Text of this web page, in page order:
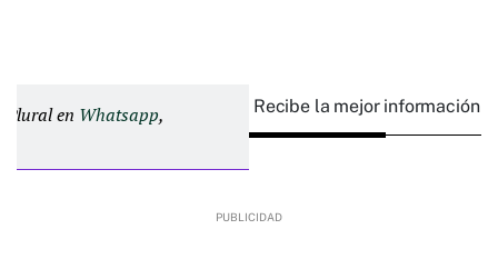
Plural en Whatsapp, Recibe la mejor información